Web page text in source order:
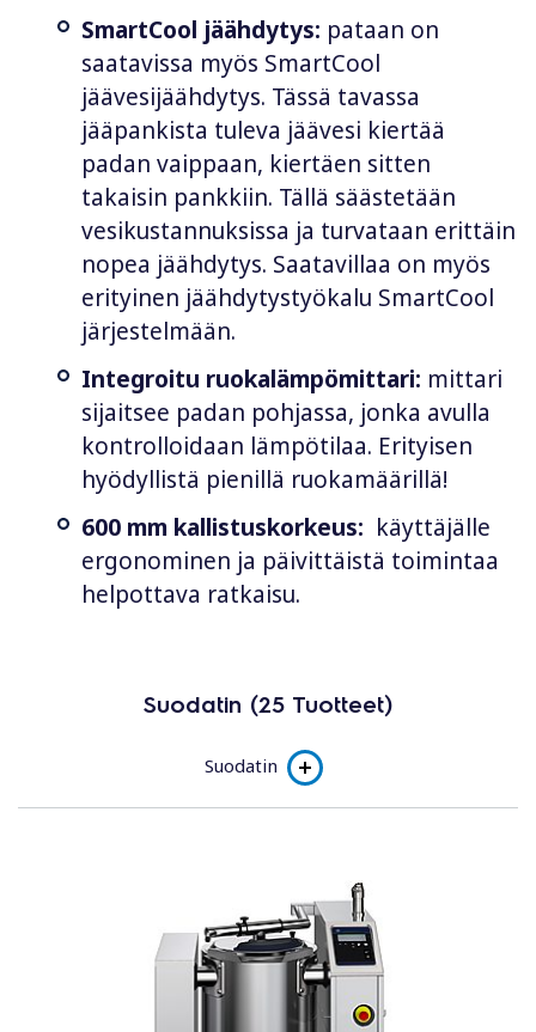
SmartCool jäähdytys: pataan on
saatavissa myös SmartCool
jäävesijäähdytys. Tässä tavassa
jääpankista tuleva jäävesi kiertää
padan vaippaan, kiertäen sitten
takaisin pankkiin. Tällä säästetään
vesikustannuksissa ja turvataan erittäin
nopea jäähdytys. Saatavillaa on myös
erityinen jäähdytystyökalu SmartCool
järjestelmään.
Integroitu ruokalämpömittari: mittari
sijaitsee padan pohjassa, jonka avulla
kontrolloidaan lämpötilaa. Erityisen
hyödyllistä pienillä ruokamäärillä!
600 mm kallistuskorkeus: käyttäjälle
ergonominen ja päivittäistä toimintaa
helpottava ratkaisu.
Suodatin (25 Tuotteet)
Suodatin
EBE keittopadat, sähkö - easy line
EBS keittopadat, sähkö - smart
EBV keittopadat, sähkö - smart Variomix